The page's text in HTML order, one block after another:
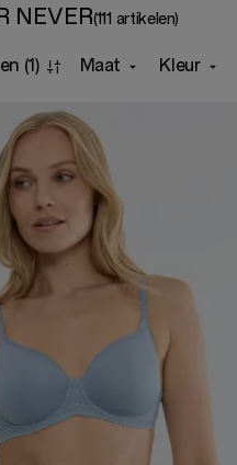
NEVER(111 artikelen)
(1) Maat Kleur